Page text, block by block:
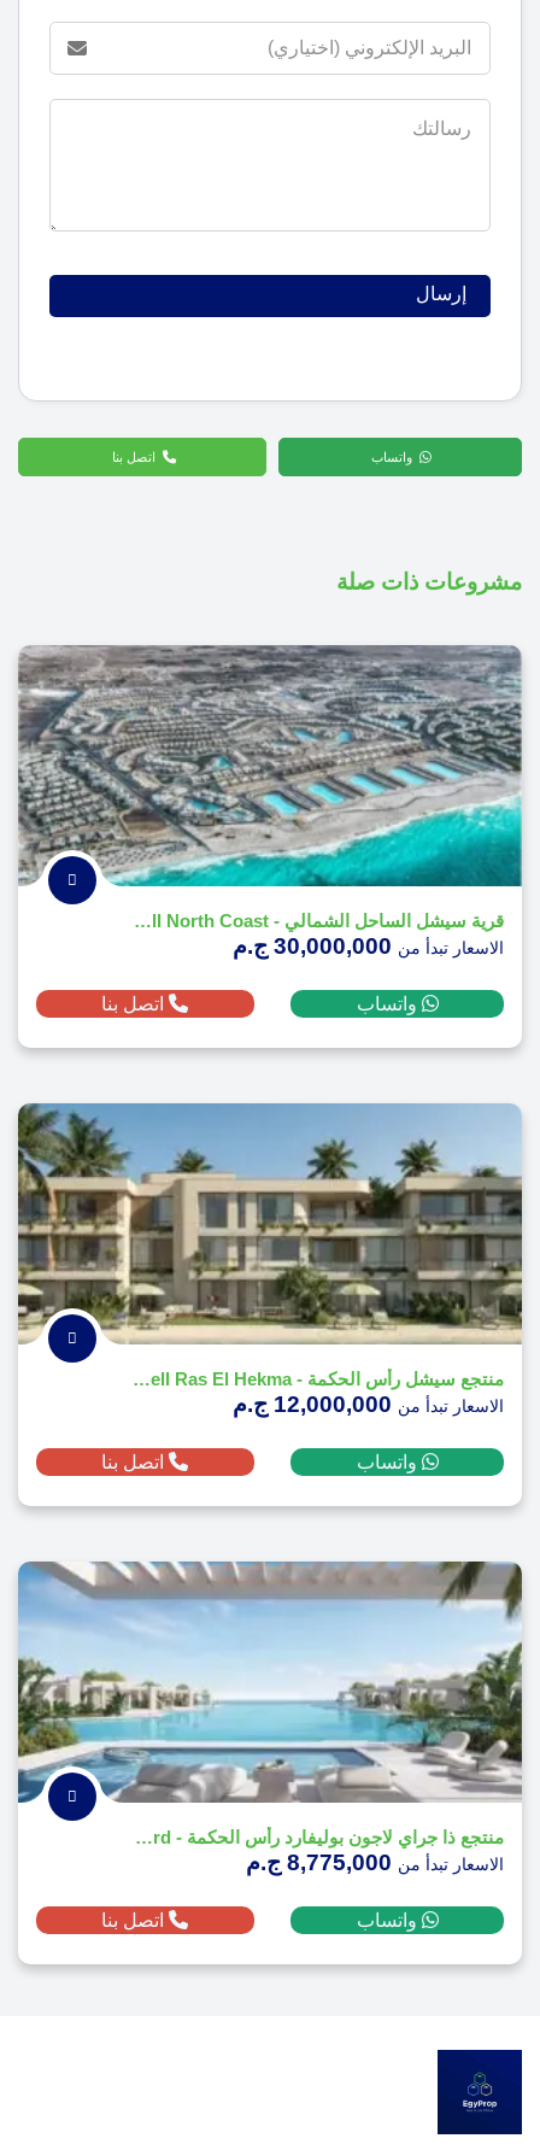
واتساب اتصل بنا
مشروعات ذات صلة
قرية سيشل الساحل الشمالي - Sea Shell North Coast
الاسعار تبدأ من
واتساب اتصل بنا
منتجع سيشل رأس الحكمة - Seashell Ras El Hekma
الاسعار تبدأ من
واتساب اتصل بنا
منتجع ذا جراي لاجون بوليفارد رأس الحكمة - The Gray Lagoon Boulevard
الاسعار تبدأ من
واتساب اتصل بنا